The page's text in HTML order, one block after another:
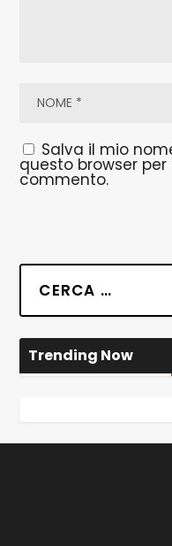
Salva il mio
questo browser
commento.
Trending Now